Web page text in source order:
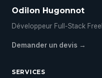
Odilon Hugonnot
Développeur Full-Stack
Demander un devis →
SERVICES